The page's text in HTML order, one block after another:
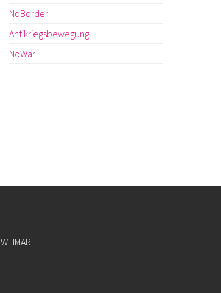
NoBorder
Antikriegsbewegung
NoWar
WEIMAR